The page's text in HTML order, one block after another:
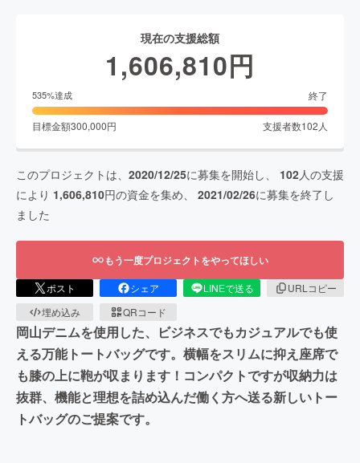
現在の支援総額
1,606,810円
535%達成 終了
目標金額300,000円 支援者数102 人
このプロジェクトは、 2020/12/25に募集を開始し、 102人の支援
により 1,606,810円の資金を集め、 2021/02/26に募集を終了し
ました
もう一度プロジェクトをやってほしい
ポスト シェア LINEで送る
URLコピー
埋め込み
QRコード
岡山デニムを使用した、ビジネスでもカジュアルでも使
える万能トートバッグです。横幅をスリムに抑え座席で
も膝の上に鞄が収まります！コンパクトですが収納力は
抜群、機能と理想を詰め込んだ働く方へ送る新しいトー
トバッグのご提案です。